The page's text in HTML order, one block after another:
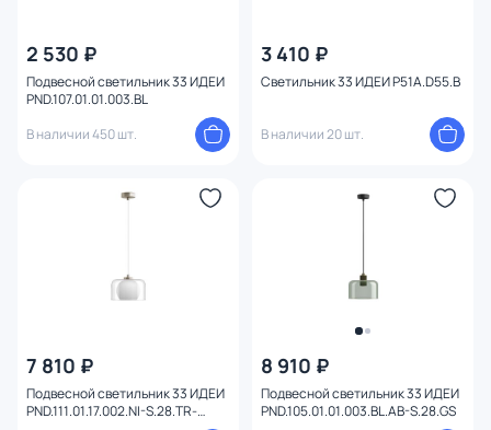
2 530 ₽
Подвесной светильник 33 ИДЕИ
PND.107.01.01.003.BL
В наличии 450 шт.
3 410 ₽
Светильник 33 ИДЕИ P51A.D55.B
В наличии 20 шт.
7 810 ₽
Подвесной светильник 33 ИДЕИ
PND.111.01.17.002.NI-S.28.TR-
8 910 ₽
Подвесной светильник 33 ИДЕИ
PND.105.01.01.003.BL.AB-S.28.GS
Материал
Форма плафона
Конструкция